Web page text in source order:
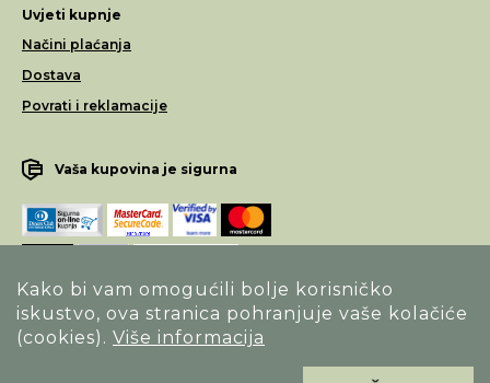
Kako bi vam omogućili bolje korisničko
iskustvo, ova stranica pohranjuje vaše kolačiće
(cookies). Više informacija
Uvjeti kupnje
Načini plaćanja
Dostava
Povrati i reklamacije
Vaša kupovina je sigurna
Opći uvjeti poslovanja